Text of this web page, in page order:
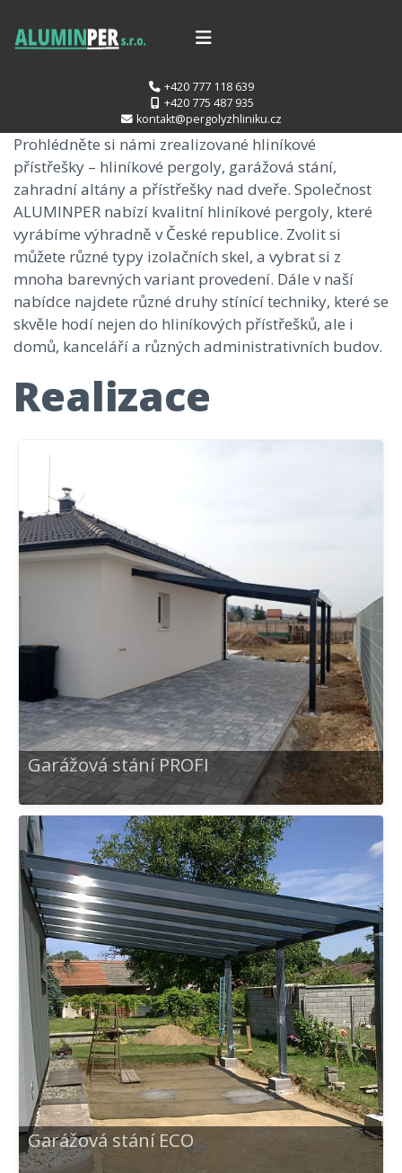
+420 777 118 639
+420 775 487 935
kontakt@pergolyzhliniku.cz
Prohlédněte si námi zrealizované hliníkové
přístřešky – hliníkové pergoly, garážová stání,
zahradní altány a přístřešky nad dveře. Společnost
ALUMINPER nabízí kvalitní hliníkové pergoly, které
vyrábíme výhradně v České republice. Zvolit si
můžete různé typy izolačních skel, a vybrat si z
mnoha barevných variant provedení. Dále v naší
nabídce najdete různé druhy stínící techniky, které se
skvěle hodí nejen do hliníkových přístřešků, ale i
domů, kanceláří a různých administrativních budov.
Realizace
Garážová stání PROFI
Garážová stání ECO